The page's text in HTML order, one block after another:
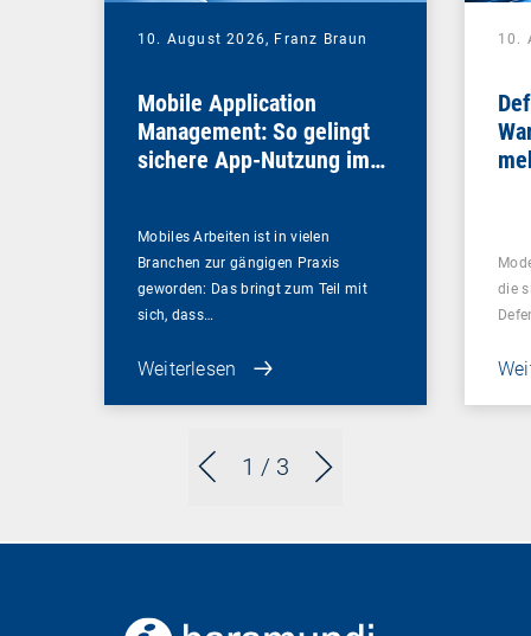
1 / 3
10. August 2026, Franz Braun
Mobile Application
Management: So gelingt
sichere App-Nutzung im
Mobiles Arbeiten ist in vielen
Branchen zur gängigen Praxis
geworden: Das bringt zum Teil mit
sich, dass…
Weiterlesen
10.
die